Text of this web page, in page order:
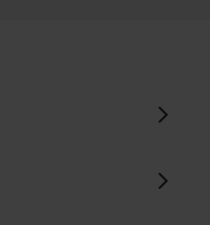
chevron_right
chevron_right